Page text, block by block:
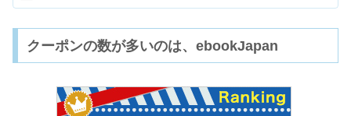
クーポンの数が多いのは、ebookJapan